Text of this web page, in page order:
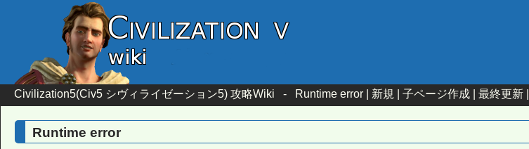
Civilization5(Civ5 シヴィライゼーション5) 攻略Wiki - Runtime error | 新規 子ページ作成 最終更新
Runtime error